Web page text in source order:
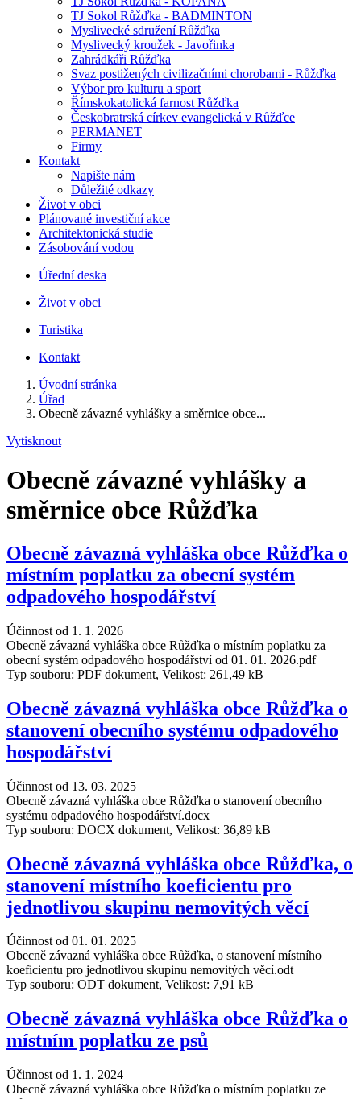
TJ Sokol Růžďka - BADMINTON
Myslivecké sdružení Růžďka
Myslivecký kroužek - Javořinka
Zahrádkáři Růžďka
Svaz postižených civilizačními chorobami - Růžďka
Výbor pro kulturu a sport
Římskokatolická farnost Růžďka
Českobratrská církev evangelická v Růžďce
PERMANET
Firmy
Kontakt
Napište nám
Důležité odkazy
Život v obci
Plánované investiční akce
Architektonická studie
Zásobování vodou
Úřední deska
Život v obci
Turistika
Kontakt
Úvodní stránka
Úřad
Obecně závazné vyhlášky a směrnice obce...
Vytisknout
Obecně závazné vyhlášky a
směrnice obce Růžďka
Obecně závazná vyhláška obce Růžďka o
místním poplatku za obecní systém
odpadového hospodářství
Účinnost od 1. 1. 2026
Obecně závazná vyhláška obce Růžďka o místním poplatku za
obecní systém odpadového hospodářství od 01. 01. 2026.pdf
Typ souboru: PDF dokument, Velikost: 261,49 kB
Obecně závazná vyhláška obce Růžďka o
stanovení obecního systému odpadového
hospodářství
Účinnost od 13. 03. 2025
Obecně závazná vyhláška obce Růžďka o stanovení obecního
systému odpadového hospodářství.docx
Typ souboru: DOCX dokument, Velikost: 36,89 kB
Obecně závazná vyhláška obce Růžďka, o
stanovení místního koeficientu pro
jednotlivou skupinu nemovitých věcí
Účinnost od 01. 01. 2025
Obecně závazná vyhláška obce Růžďka, o stanovení místního
koeficientu pro jednotlivou skupinu nemovitých věcí.odt
Typ souboru: ODT dokument, Velikost: 7,91 kB
Obecně závazná vyhláška obce Růžďka o
místním poplatku ze psů
Účinnost od 1. 1. 2024
Obecně závazná vyhláška obce Růžďka o místním poplatku ze